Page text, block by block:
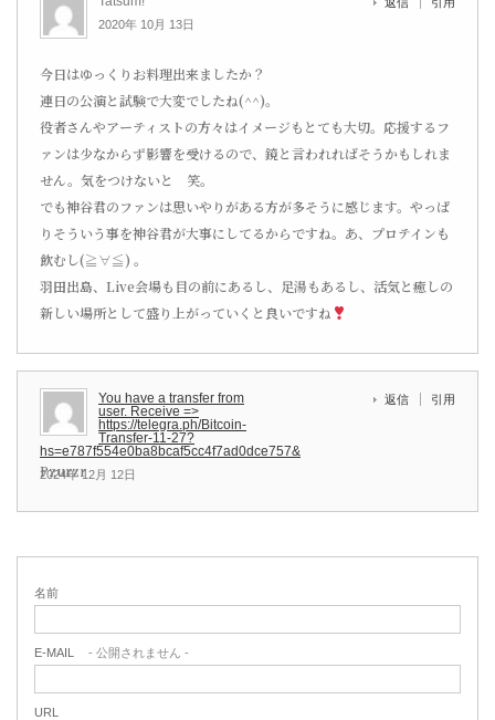
2020年 10月 13日
今日はゆっくりお料理出来ましたか？
連日の公演と試験で大変でしたね(^^)。
役者さんやアーティストの方々はイメージもとても大切。応援するフ
ァンは少なからず影響を受けるので、鏡と言われればそうかもしれま
せん。気をつけないと 笑。
でも神谷君のファンは思いやりがある方が多そうに感じます。やっぱ
りそういう事を神谷君が大事にしてるからですね。あ、プロテインも
飲むし(≧∀≦) 。
羽田出島、Live会場も目の前にあるし、足湯もあるし、活気と癒しの
新しい場所として盛り上がっていくと良いですね
You have a transfer from
user. Receive =>
https://telegra.ph/Bitcoin-
Transfer-11-27?
hs=e787f554e0ba8bcaf5cc4f7ad0dce757&
2024年 12月 12日
返信 引用
Pzurzr
名前
E-MAIL - 公開されません -
URL